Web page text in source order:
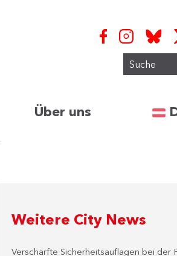
Suche
Über uns
Weitere City News
Verschärfte Sicherheitsauflagen bei der